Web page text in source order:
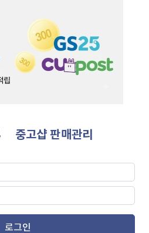
중고샵 판매관리
로그인